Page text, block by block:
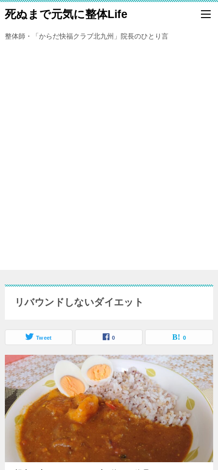
死ぬまで元気に整体Life
整体師・「からだ快福クラブ北九州」院長のひとり言
リバウンドしないダイエット
Tweet 0 0